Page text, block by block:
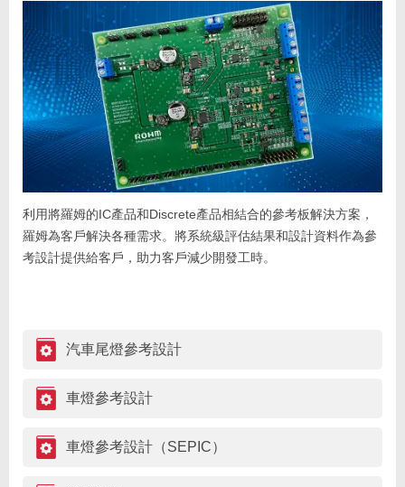
利用將羅姆的IC產品和Discrete產品相結合的參考板解決方案，
羅姆為客戶解決各種需求。將系統級評估結果和設計資料作為參
考設計提供給客戶，助力客戶減少開發工時。
汽車尾燈參考設計
車燈參考設計
車燈參考設計（SEPIC）